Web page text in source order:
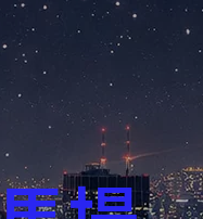
恐の相性占い